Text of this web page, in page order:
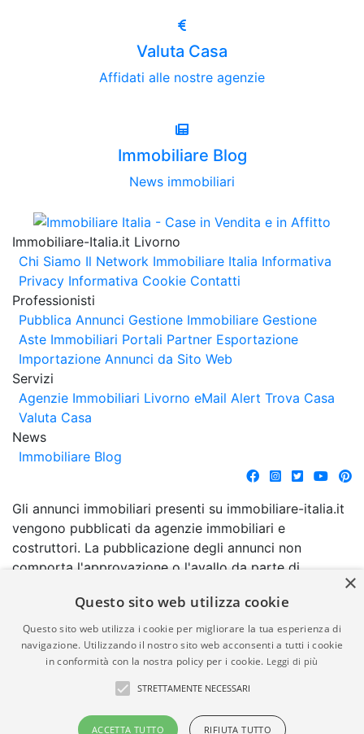
Valuta Casa
Affidati alle nostre agenzie
Immobiliare Blog
News immobiliari
Immobiliare-Italia.it Livorno
Chi Siamo Il Network Immobiliare Italia Informativa
Privacy Informativa Cookie Contatti
Professionisti
Pubblica Annunci Gestione Immobiliare Gestione
Aste Immobiliari Portali Partner Esportazione
Importazione Annunci da Sito Web
Servizi
Agenzie Immobiliari Livorno eMail Alert Trova Casa
Valuta Casa
News
Immobiliare Blog
Gli annunci immobiliari presenti su immobiliare-italia.it
vengono pubblicati da agenzie immobiliari e
costruttori. La pubblicazione degli annunci non
comporta l'approvazione o l'avallo da parte di
garanzia da parte di quest'ultima. immobiliare-italia.it
quindi non è responsabile della veridicità, della
correttezza, della completezza, della normativa in
materia di privacy e/o di alcun altro aspetto dei
suddetti annunci.
© Copyright 2007 - 2026
Powered by
×
Questo sito web utilizza cookie
Questo sito web utilizza i cookie per migliorare la tua esperienza di
navigazione. Utilizzando il nostro sito web acconsenti a tutti i cookie
in conformità con la nostra policy per i cookie. Leggi di più
STRETTAMENTE NECESSARI
ACCETTA TUTTO RIFIUTA TUTTO